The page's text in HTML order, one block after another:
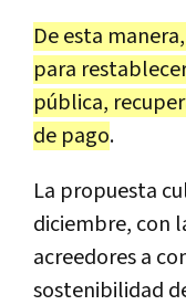
De esta
para
pública,
de pago.
La propuesta
diciembre, con
acreedores a
sostenibilidad